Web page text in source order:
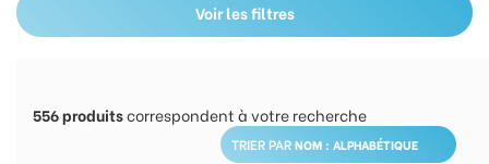
Voir les filtres
556produitscorrespondent à votre recherche
TRIER PAR